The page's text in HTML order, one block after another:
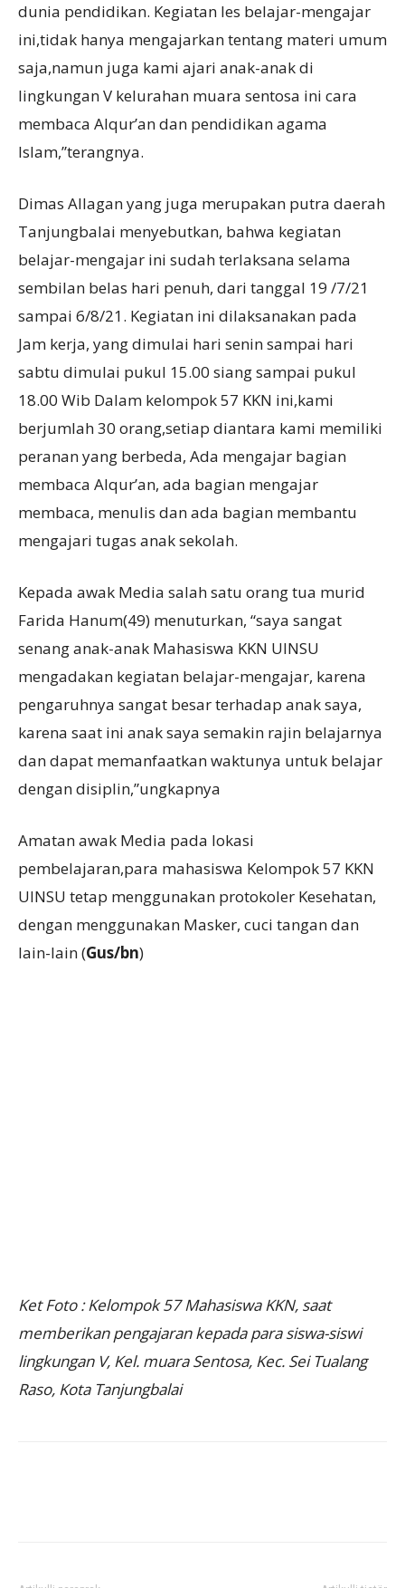
dunia pendidikan. Kegiatan les belajar-mengajar
ini,tidak hanya mengajarkan tentang materi umum
saja,namun juga kami ajari anak-anak di
lingkungan V kelurahan muara sentosa ini cara
membaca Alqur’an dan pendidikan agama
Islam,”terangnya.
Dimas Allagan yang juga merupakan putra daerah
Tanjungbalai menyebutkan, bahwa kegiatan
belajar-mengajar ini sudah terlaksana selama
sembilan belas hari penuh, dari tanggal 19 /7/21
sampai 6/8/21. Kegiatan ini dilaksanakan pada
Jam kerja, yang dimulai hari senin sampai hari
sabtu dimulai pukul 15.00 siang sampai pukul
18.00 Wib Dalam kelompok 57 KKN ini,kami
berjumlah 30 orang,setiap diantara kami memiliki
peranan yang berbeda, Ada mengajar bagian
membaca Alqur’an, ada bagian mengajar
membaca, menulis dan ada bagian membantu
mengajari tugas anak sekolah.
Kepada awak Media salah satu orang tua murid
Farida Hanum(49) menuturkan, “saya sangat
senang anak-anak Mahasiswa KKN UINSU
mengadakan kegiatan belajar-mengajar, karena
pengaruhnya sangat besar terhadap anak saya,
karena saat ini anak saya semakin rajin belajarnya
dan dapat memanfaatkan waktunya untuk belajar
dengan disiplin,”ungkapnya
Amatan awak Media pada lokasi
pembelajaran,para mahasiswa Kelompok 57 KKN
UINSU tetap menggunakan protokoler Kesehatan,
dengan menggunakan Masker, cuci tangan dan
lain-lain (Gus/bn)
Ket Foto : Kelompok 57 Mahasiswa KKN, saat
memberikan pengajaran kepada para siswa-siswi
lingkungan V, Kel. muara Sentosa, Kec. Sei Tualang
Raso, Kota Tanjungbalai